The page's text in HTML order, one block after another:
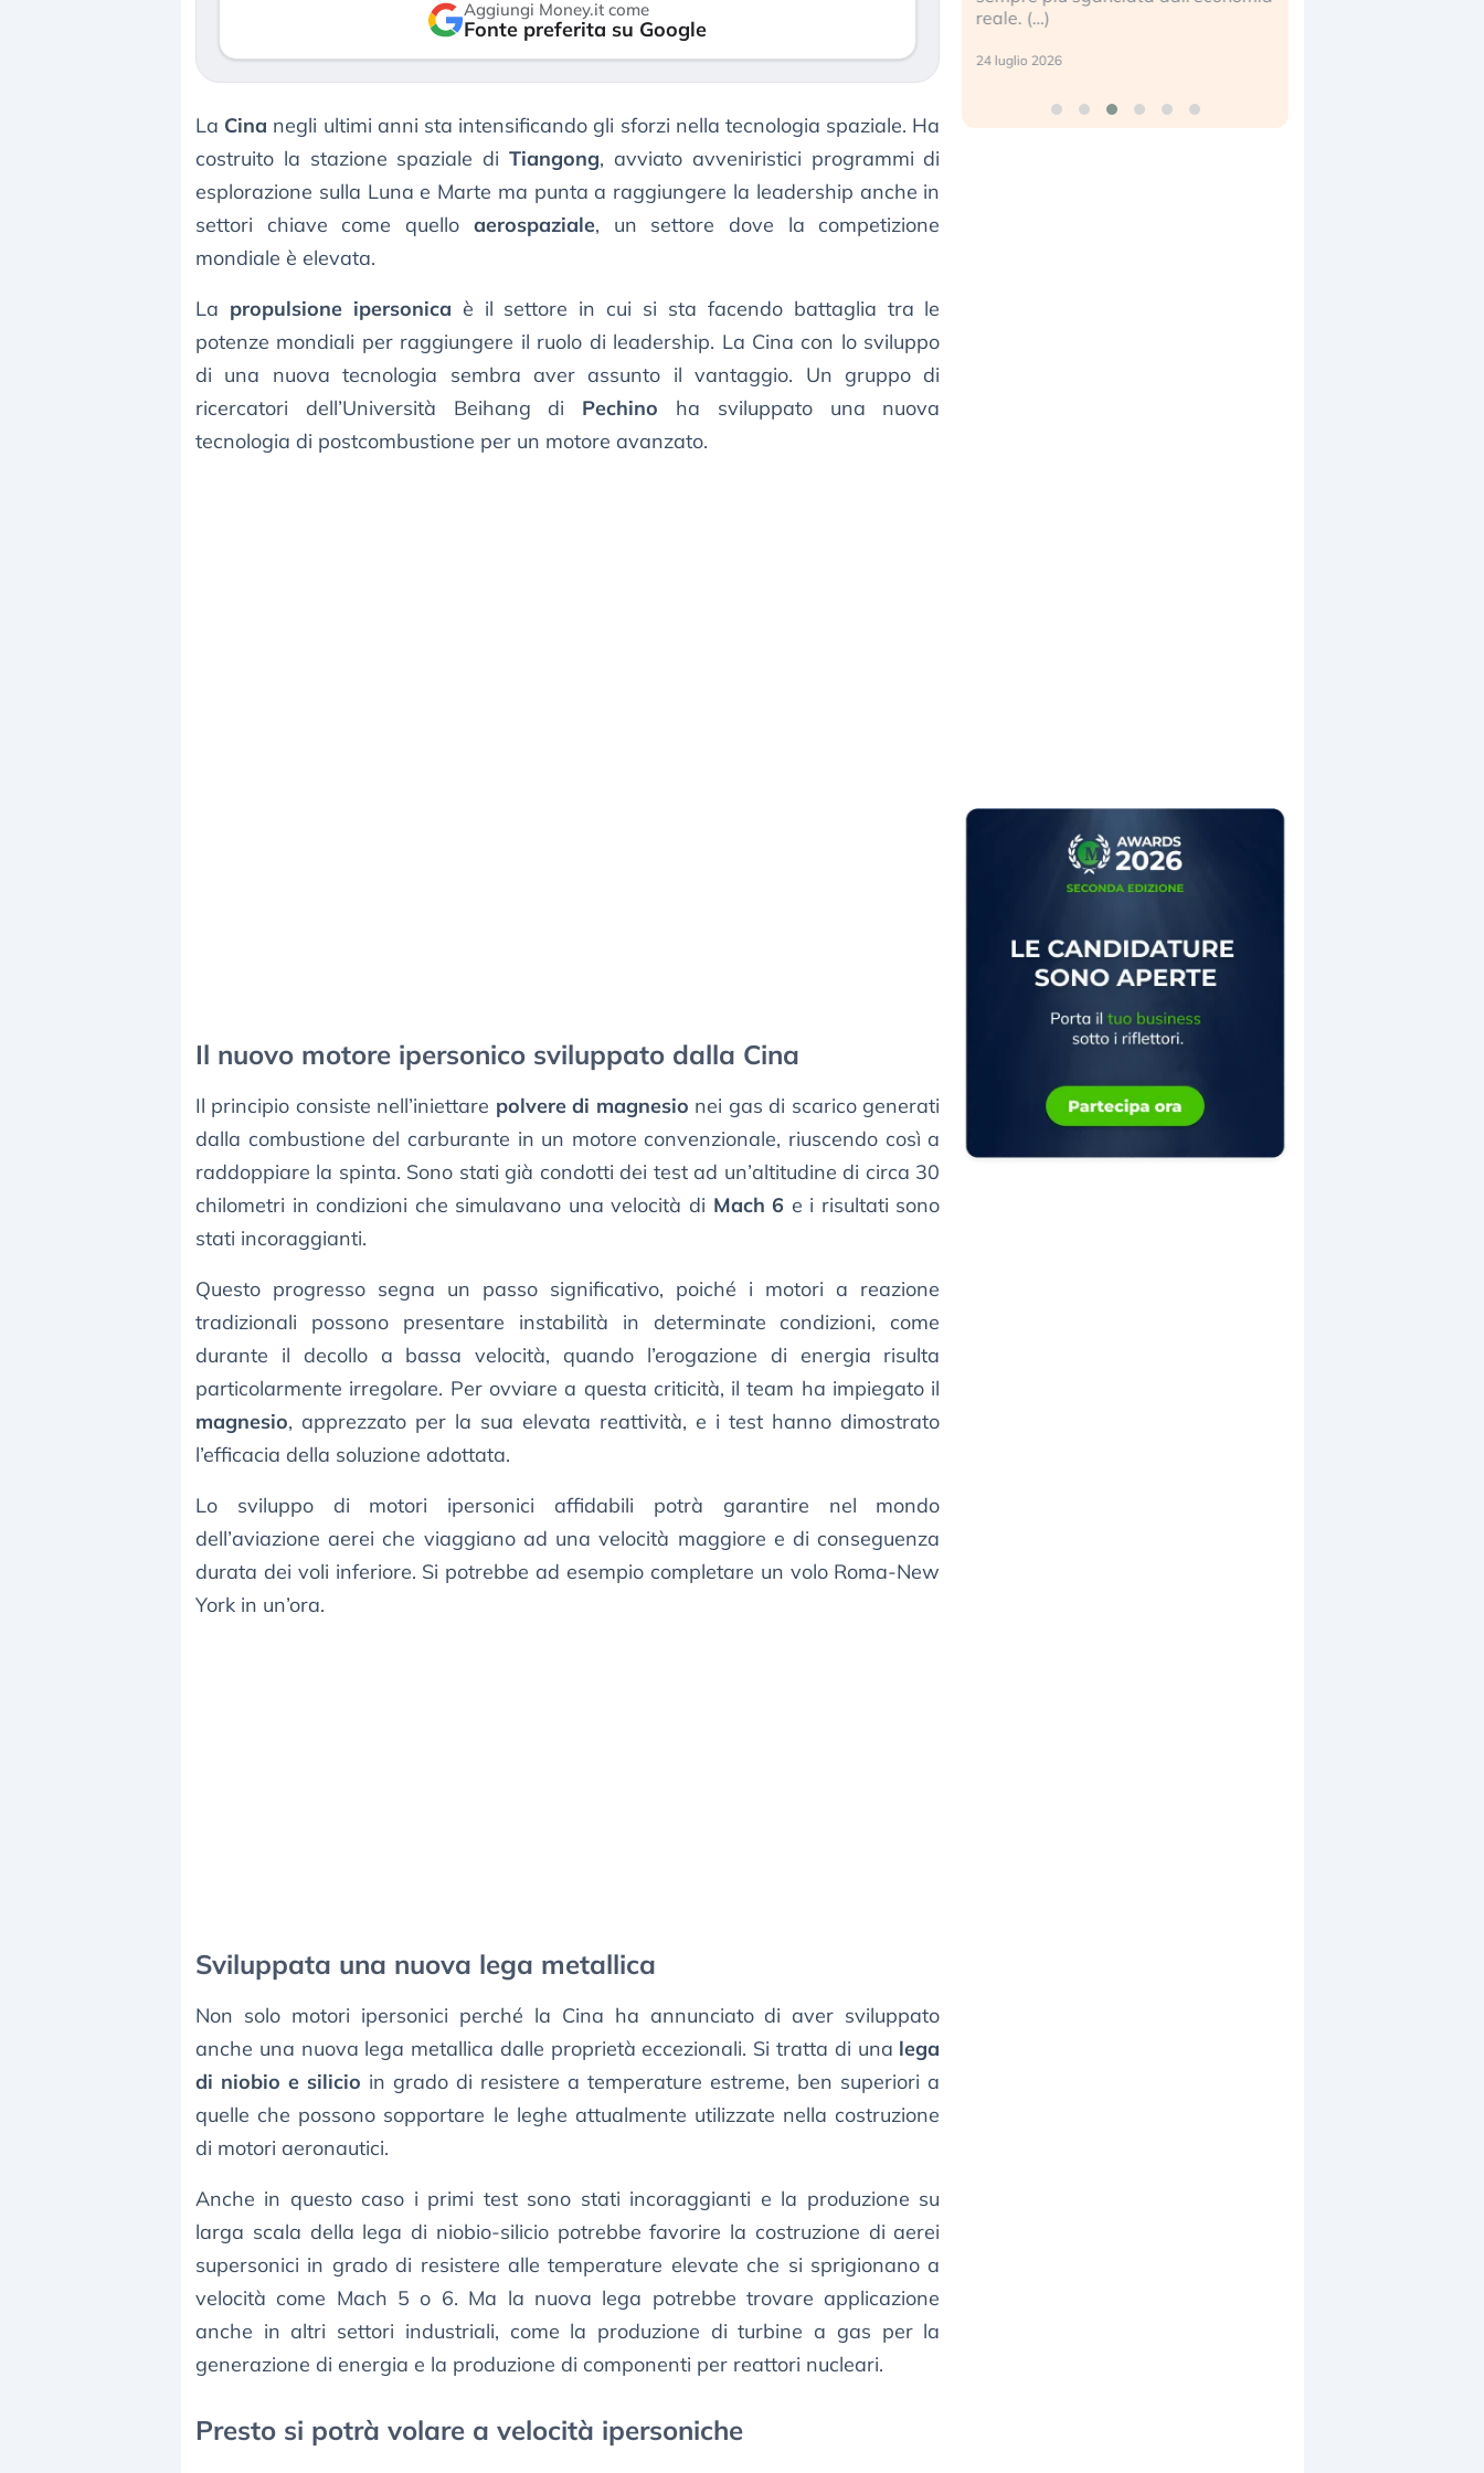
Aggiungi Money.it come
Fonte preferita su Google
La Cina negli ultimi anni sta intensificando gli sforzi nella tecnologia spaziale. Ha
costruito la stazione spaziale diTiangong, avviato avveniristici programmi di
esplorazione sulla Luna e Marte ma punta a raggiungere la leadership anche in
settori chiave come quello aerospaziale, un settore dove la competizione
mondiale è elevata.
La propulsione ipersonica è il settore in cui si sta facendo battaglia tra le
potenze mondiali per raggiungere il ruolo di leadership. La Cina con lo sviluppo
di una nuova tecnologia sembra aver assunto il vantaggio. Un gruppo di
ricercatori dell’Università Beihang di Pechino ha sviluppato una nuova
tecnologia di postcombustione per un motore avanzato.
Il nuovo motore ipersonico sviluppato dalla Cina
Il principio consiste nell’iniettare polvere di magnesio nei gas di scarico generati
dalla combustione del carburante in un motore convenzionale, riuscendo così a
raddoppiare la spinta. Sono stati già condotti dei test ad un’altitudine di circa 30
chilometri in condizioni che simulavano una velocità di Mach 6 e i risultati sono
stati incoraggianti.
Questo progresso segna un passo significativo, poiché i motori a reazione
tradizionali possono presentare instabilità in determinate condizioni, come
durante il decollo a bassa velocità, quando l’erogazione di energia risulta
particolarmente irregolare. Per ovviare a questa criticità, il team ha impiegato il
magnesio, apprezzato per la sua elevata reattività, e i test hanno dimostrato
l’efficacia della soluzione adottata.
Lo sviluppo di motori ipersonici affidabili potrà garantire nel mondo
dell’aviazione aerei che viaggiano ad una velocità maggiore e di conseguenza
durata dei voli inferiore. Si potrebbe ad esempio completare un volo Roma-New
York in un’ora.
Sviluppata una nuova lega metallica
Non solo motori ipersonici perché la Cina ha annunciato di aver sviluppato
anche una nuova lega metallica dalle proprietà eccezionali. Si tratta di una lega
di niobio e silicio in grado di resistere a temperature estreme, ben superiori a
quelle che possono sopportare le leghe attualmente utilizzate nella costruzione
di motori aeronautici.
Anche in questo caso i primi test sono stati incoraggianti e la produzione su
larga scala della lega di niobio-silicio potrebbe favorire la costruzione di aerei
supersonici in grado di resistere alle temperature elevate che si sprigionano a
velocità come Mach 5 o 6. Ma la nuova lega potrebbe trovare applicazione
anche in altri settori industriali, come la produzione di turbine a gas per la
generazione di energia e la produzione di componenti per reattori nucleari.
Presto si potrà volare a velocità ipersoniche
reale. (…)
24 luglio 2026